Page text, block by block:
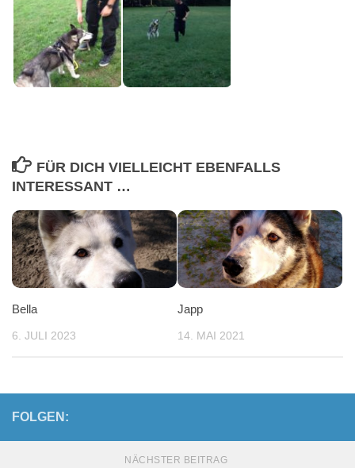
FÜR DICH VIELLEICHT EBENFALLS
INTERESSANT …
Bella
6. JULI 2023
Japp
14. MAI 2021
FOLGEN:
NÄCHSTER BEITRAG